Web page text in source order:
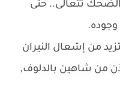
تتعالى.. حتى
من إشعال النيران
من شاهين بالدلوف,